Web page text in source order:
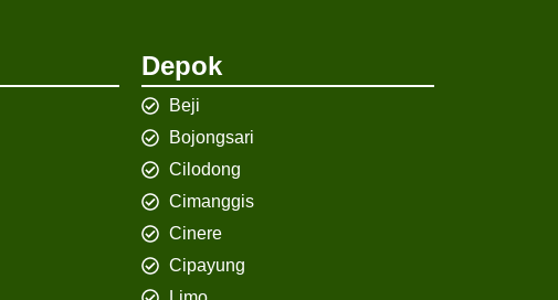
Depok
Beji
Bojongsari
Cilodong
Cimanggis
Cinere
Cipayung